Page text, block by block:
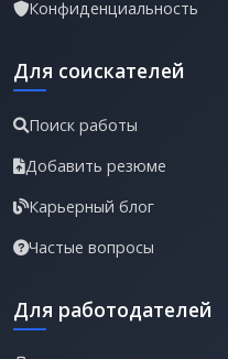
Конфиденциальность
Для соискателей
Поиск работы
Добавить резюме
Карьерный блог
Частые вопросы
Для работодателей